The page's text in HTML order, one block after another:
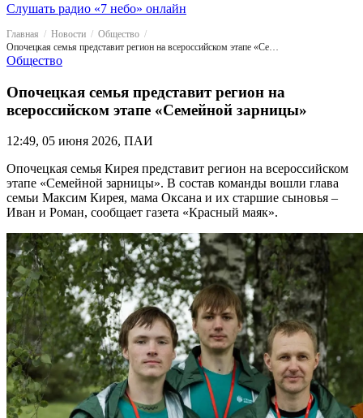
Слушать радио «7 небо» онлайн
Главная Новости
Общество
Опочецкая семья представит регион на всероссийском этапе «Семейной зарницы»
Общество
Опочецкая семья представит регион на
всероссийском этапе «Семейной зарницы»
12:49, 05 июня 2026, ПАИ
Опочецкая семья Кирея представит регион на всероссийском
этапе «Семейной зарницы». В состав команды вошли глава
семьи Максим Кирея, мама Оксана и их старшие сыновья –
Иван и Роман, сообщает газета «Красный маяк».